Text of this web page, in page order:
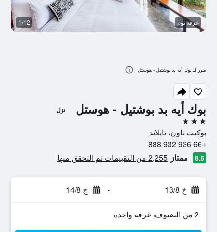
بوك أيه بد بوشتيل - هوستل نزل
3 نجوم
بوكيت تاون، تايلاند
+66 936 932 888
8.6 ممتاز 2,255 من التقييمات تم التحقق منها
خ 13/8 - ج 14/8
2 من الضيوف، غرفة واحدة
غرفة نوم 1/12
صور لـ بوك أيه بد بوشتيل - هوستل